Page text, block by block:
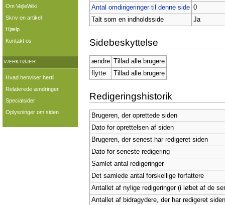
Antal omdirigeringer til denne side 0
Talt som en indholdsside
Ja
Sidebeskyttelse
ændre
Tillad alle brugere
flytte
Tillad alle brugere
Redigeringshistorik
Brugeren, der oprettede siden
Dato for oprettelsen af siden
Brugeren, der senest har redigeret siden
Dato for seneste redigering
Samlet antal redigeringer
Det samlede antal forskellige forfattere
Antallet af nylige redigeringer (i løbet af de
Antallet af bidragydere, der har redigeret
Om VejleWiki
Skriv en artikel
Hjælp
Kontakt os
VÆRKTØJER
Hvad henviser hertil
Relaterede ændringer
Specialsider
Oplysninger om siden